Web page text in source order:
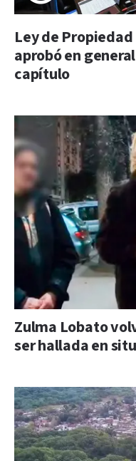
Ley de
aprobó en
capítulo
Zulma Lobato
ser hallada en